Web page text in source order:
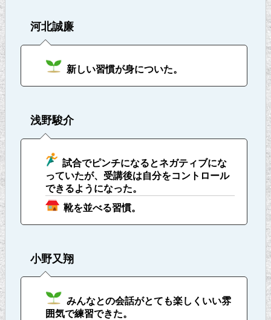
河北誠廉
新しい習慣が身についた。
浅野駿介
試合でピンチになるとネガティブにな
っていたが、受講後は自分をコントロール
できるようになった。
靴を並べる習慣。
小野又翔
みんなとの会話がとても楽しくいい雰
囲気で練習できた。